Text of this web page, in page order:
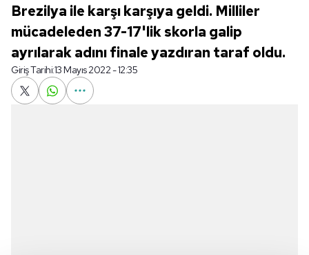
Brezilya ile karşı karşıya geldi. Milliler
mücadeleden 37-17'lik skorla galip
ayrılarak adını finale yazdıran taraf oldu.
Giriş Tarihi:13 Mayıs 2022 - 12:35